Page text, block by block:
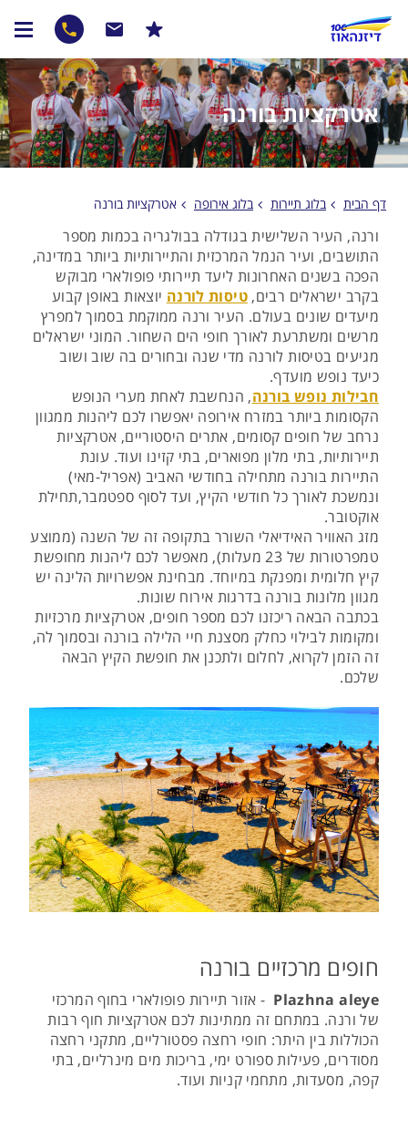
אטרקציות בורנה
דף הבית בלוג תיירות בלוג אירופה אטרקציות בורנה
ורנה, העיר השלישית בגודלה בבולגריה בכמות מספר
התושבים, ועיר הנמל המרכזית והתיירותיות ביותר במדינה,
הפכה בשנים האחרונות ליעד תיירותי פופולארי מבוקש
בקרב ישראלים רבים,טיסות לורנה יוצאות באופן קבוע
מיעדים שונים בעולם. העיר ורנה ממוקמת בסמוך למפרץ
מרשים ומשתרעת לאורך חופי הים השחור. המוני ישראלים
מגיעים בטיסות לורנה מדי שנה ובחורים בה שוב ושוב
כיעד נופש מועדף.
חבילות נופש בורנה, הנחשבת לאחת מערי הנופש
הקסומות ביותר במזרח אירופה יאפשרו לכם ליהנות ממגוון
נרחב של חופים קסומים, אתרים היסטוריים, אטרקציות
תיירותיות, בתי מלון מפוארים, בתי קזינו ועוד. עונת
התיירות בורנה מתחילה בחודשי האביב (אפריל-מאי)
ונמשכת לאורך כל חודשי הקיץ, ועד לסוף ספטמבר,תחילת
אוקטובר.
מזג האוויר האידיאלי השורר בתקופה זה של השנה (ממוצע
טמפרטורות של 23 מעלות), מאפשר לכם ליהנות מחופשת
קיץ חלומית ומפנקת במיוחד. מבחינת אפשרויות הלינה יש
מגוון מלונות בורנה בדרגות אירוח שונות.
בכתבה הבאה ריכזנו לכם מספר חופים, אטרקציות מרכזיות
ומקומות לבילוי כחלק מסצנת חיי הלילה בורנה ובסמוך לה,
זה הזמן לקרוא, לחלום ולתכנן את חופשת הקיץ הבאה
שלכם.
חופים מרכזיים בורנה
Plazhna aleye - אזור תיירות פופולארי בחוף המרכזי
של ורנה. במתחם זה ממתינות לכם אטרקציות חוף רבות
הכוללות בין היתר: חופי רחצה פסטורליים, מתקני רחצה
מסודרים, פעילות ספורט ימי, בריכות מים מינרליים, בתי
קפה, מסעדות, מתחמי קניות ועוד.